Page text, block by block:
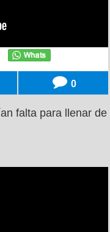
0
falta para llenar de